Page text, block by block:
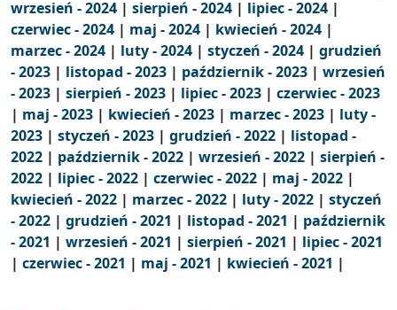
wrzesień - 2024 | sierpień - 2024 | lipiec - 2024 |
czerwiec - 2024 | maj - 2024 | kwiecień - 2024 |
marzec - 2024 | luty - 2024 | styczeń - 2024 | grudzień
- 2023 | listopad - 2023 | październik - 2023 | wrzesień
- 2023 | sierpień - 2023 | lipiec - 2023 | czerwiec - 2023
| maj - 2023 | kwiecień - 2023 | marzec - 2023 | luty -
2023 | styczeń - 2023 | grudzień - 2022 | listopad -
2022 | październik - 2022 | wrzesień - 2022 | sierpień -
2022 | lipiec - 2022 | czerwiec - 2022 | maj - 2022 |
kwiecień - 2022 | marzec - 2022 | luty - 2022 | styczeń
- 2022 | grudzień - 2021 | listopad - 2021 | październik
- 2021 | wrzesień - 2021 | sierpień - 2021 | lipiec - 2021
| czerwiec - 2021 | maj - 2021 | kwiecień - 2021 |